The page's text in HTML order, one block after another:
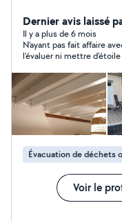
Dernier avis laissé
Il y a plus de 6 mois
N’ayant pas fait affaire
l’évaluer ni mettre d’étoile
Évacuation de déchets
Voir le